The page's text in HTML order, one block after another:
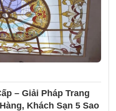
– Giải Pháp Trang
Khách Sạn 5 Sao